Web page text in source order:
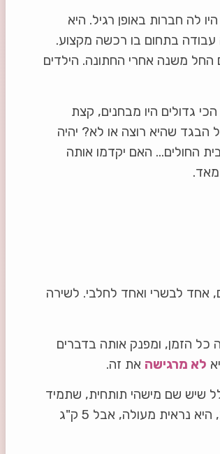
לה חברות באופן רגיל. היא
עבודה בתחום בו רכשה מקצוע.
החל משנה אחרי החתונה. הילדים
גדולים היו מבחנים, קצת
הבגד שהיא רוצה או לא? יהיה
החולים… האם יקדמו אותה
מאד.
והכפילה את גודלה. יש לה 2 מדיחי כלים, אחד לבשרי ואחד לחלבי. לשירה
הזמן, ומפנק אותה בדברים
לא מרגישה את זה.
שיש שם מישהי תותחית, שתמיד
מתקתקת עבודה, ותמיד נראית מליון דולר. זה לא ששירה לא נראית טוב, היא נראית מעולה, אבל 5 ק"ג